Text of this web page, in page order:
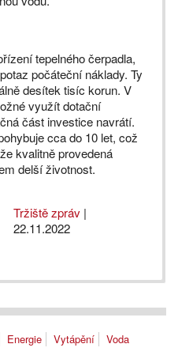
tepelného čerpadla,
počáteční náklady. Ty
desítek tisíc korun. V
využít dotační
část investice navrátí.
cca do 10 let, což
kvalitně provedená
delší životnost.
Tržiště zpráv |
22.11.2022
Energie Vytápění Voda